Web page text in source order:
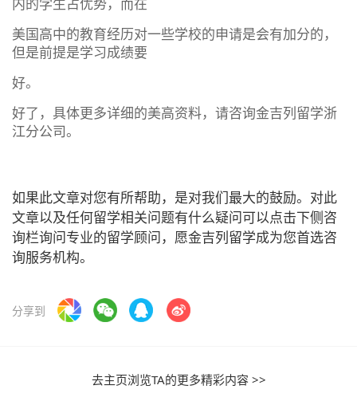
美国高中的教育经历对一些学校的申请是会有加分的，
但是前提是学习成绩要
好。
好了，具体更多详细的美高资料，请咨询金吉列留学浙
江分公司。
如果此文章对您有所帮助，是对我们最大的鼓励。对此
文章以及任何留学相关问题有什么疑问可以点击下侧咨
询栏询问专业的留学顾问，愿金吉列留学成为您首选咨
询服务机构。
分享到
去主页浏览TA的更多精彩内容 >>